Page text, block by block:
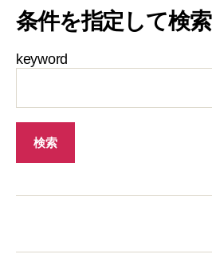
条件を指定して検索
keyword